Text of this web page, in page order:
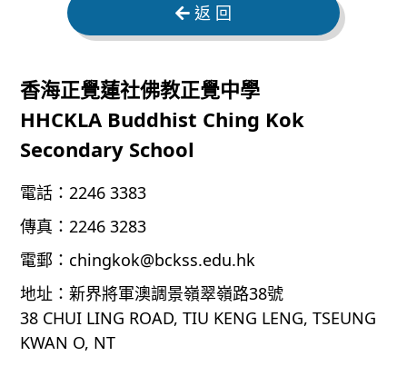
返 回
香海正覺蓮社佛教正覺中學
HHCKLA Buddhist Ching Kok
Secondary School
電話： 2246 3383
傳真： 2246 3283
電郵： chingkok@bckss.edu.hk
地址： 新界將軍澳調景嶺翠嶺路38號
38 CHUI LING ROAD, TIU KENG LENG, TSEUNG
KWAN O, NT